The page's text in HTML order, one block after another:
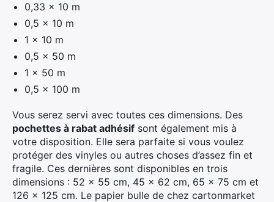
0,33 × 10 m
0,5 × 10 m
1 × 10 m
0,5 × 50 m
1 × 50 m
0,5 × 100 m
Vous serez servi avec toutes ces dimensions. Des
pochettes à rabat adhésif sont également mis à
votre disposition. Elle sera parfaite si vous voulez
protéger des vinyles ou autres choses d’assez fin et
fragile. Ces dernières sont disponibles en trois
dimensions : 52 × 55 cm, 45 × 62 cm, 65 × 75 cm et
126 × 125 cm. Le papier bulle de chez cartonmarket